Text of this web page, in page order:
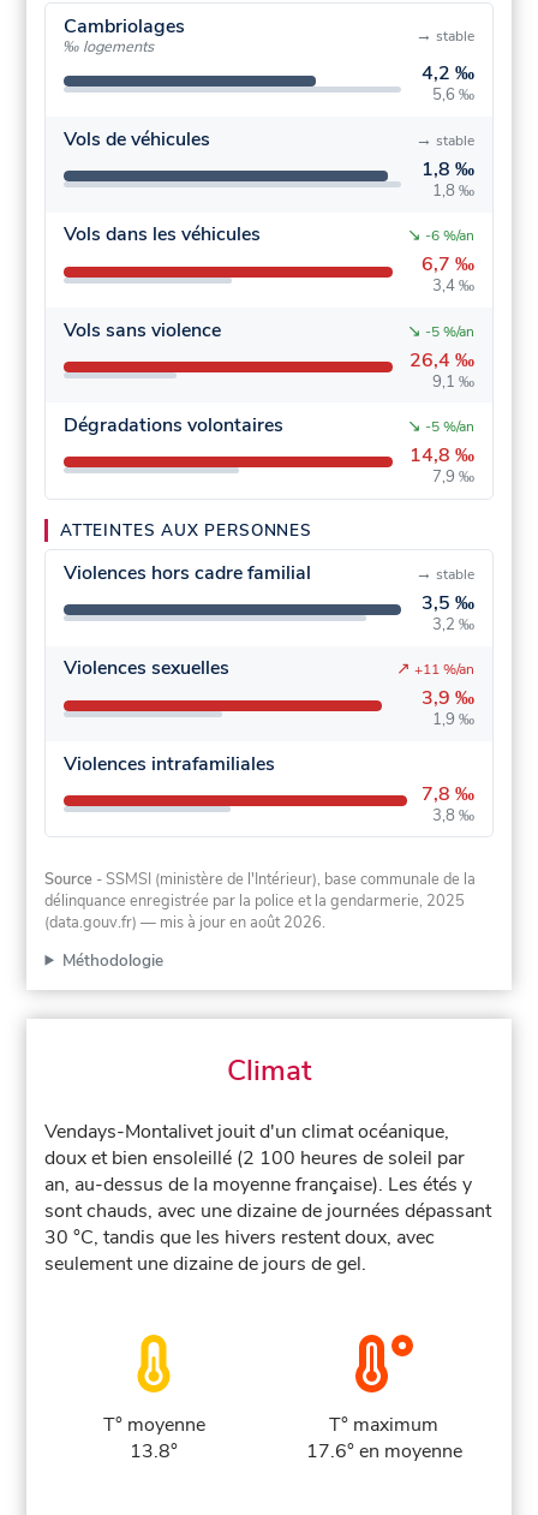
Cambriolages
‰ logements
4,2 ‰
5,6 ‰
→ stable
Vols de véhicules
1,8 ‰
1,8 ‰
→ stable
Vols dans les véhicules
6,7 ‰
3,4 ‰
↘ -6 %/an
Vols sans violence
26,4 ‰
9,1 ‰
↘ -5 %/an
Dégradations volontaires
14,8 ‰
7,9 ‰
↘ -5 %/an
ATTEINTES AUX PERSONNES
Violences hors cadre familial
3,5 ‰
3,2 ‰
→ stable
Violences sexuelles
3,9 ‰
1,9 ‰
↗ +11 %/an
Violences intrafamiliales
7,8 ‰
3,8 ‰
Source - SSMSI (ministère de l'Intérieur), base communale de la
délinquance enregistrée par la police et la gendarmerie, 2025
(data.gouv.fr) — mis à jour en août 2026.
Méthodologie
Climat
Vendays-Montalivet jouit d'un climat océanique,
doux et bien ensoleillé (2 100 heures de soleil par
an, au-dessus de la moyenne française). Les étés y
sont chauds, avec une dizaine de journées dépassant
30 °C, tandis que les hivers restent doux, avec
seulement une dizaine de jours de gel.
T° moyenne
13.8°
T° maximum
17.6° en moyenne